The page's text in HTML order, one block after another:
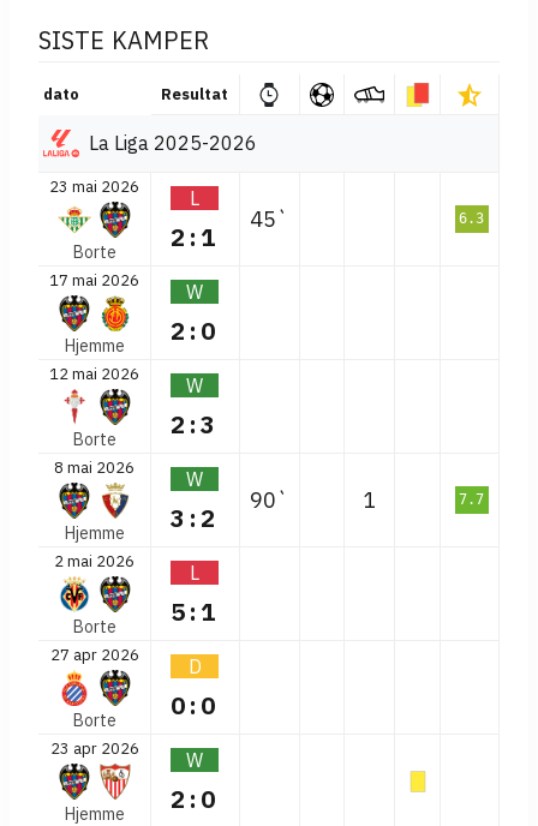
SISTE KAMPER
dato Resultat
La Liga 2025-2026
23 mai 2026
Borte
L
2:1
45` 6.3
17 mai 2026
Hjemme
W
2:0
12 mai 2026
Borte
W
2:3
8 mai 2026
Hjemme
W
3:2
90` 1 7.7
2 mai 2026
Borte
L
5:1
27 apr 2026
Borte
D
0:0
23 apr 2026
Hjemme
W
2:0